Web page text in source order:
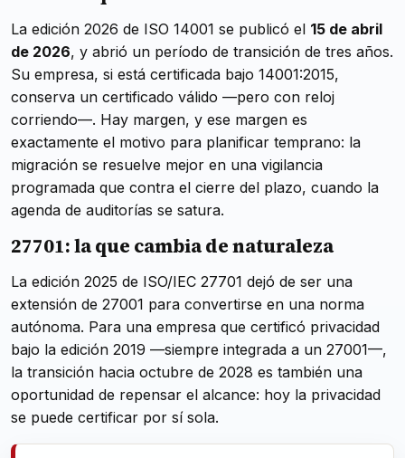
La edición 2026 de ISO 14001 se publicó el 15 de abril
de 2026, y abrió un período de transición de tres años.
Su empresa, si está certificada bajo 14001:2015,
conserva un certificado válido —pero con reloj
corriendo—. Hay margen, y ese margen es
exactamente el motivo para planificar temprano: la
migración se resuelve mejor en una vigilancia
programada que contra el cierre del plazo, cuando la
agenda de auditorías se satura.
27701: la que cambia de naturaleza
La edición 2025 de ISO/IEC 27701 dejó de ser una
extensión de 27001 para convertirse en una norma
autónoma. Para una empresa que certificó privacidad
bajo la edición 2019 —siempre integrada a un 27001—,
la transición hacia octubre de 2028 es también una
oportunidad de repensar el alcance: hoy la privacidad
se puede certificar por sí sola.